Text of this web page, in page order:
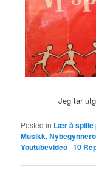
Jeg tar
Posted in Lær å spille
Musikk,
Youtubevideo |10